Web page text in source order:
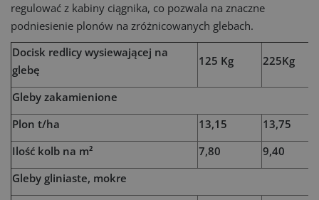
regulować z kabiny ciągnika, co pozwala na znaczne
podniesienie plonów na zróżnicowanych glebach.
Docisk redlicy wysiewającej na
glebę
125 Kg 225Kg
Gleby zakamienione
Plon t/ha
13,15
13,75
Ilość kolb na m²
7,80
9,40
Gleby gliniaste, mokre